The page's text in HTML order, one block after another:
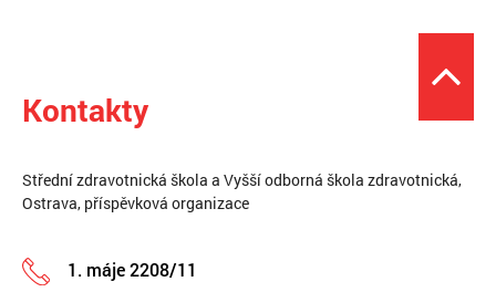
Kontakty
Střední zdravotnická škola a Vyšší odborná škola zdravotnická,
Ostrava, příspěvková organizace
1. máje 2208/11